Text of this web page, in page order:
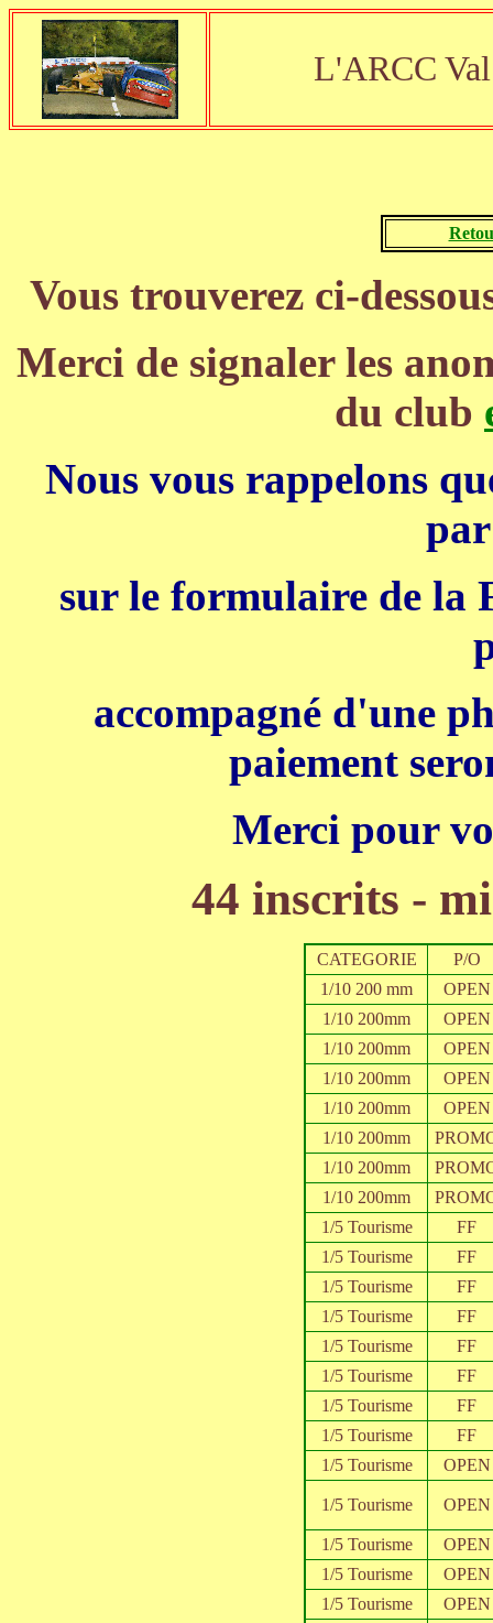
L'ARCC
Vous trouverez ci-
Merci de signaler les
du club
Nous vous rappelons
sur le formulaire de
accompagné d'une
paiement
Merci pour
44 inscrits -
CATEGORIE
P/O
1/10 200 mm
OPEN
1/10 200mm
OPEN
1/10 200mm
OPEN
1/10 200mm
OPEN
1/10 200mm
OPEN
1/10 200mm
1/10 200mm
1/10 200mm
1/5 Tourisme
FF
1/5 Tourisme
FF
1/5 Tourisme
FF
1/5 Tourisme
FF
1/5 Tourisme
FF
1/5 Tourisme
FF
1/5 Tourisme
FF
1/5 Tourisme
FF
1/5 Tourisme
OPEN
1/5 Tourisme OPEN
1/5 Tourisme
OPEN
1/5 Tourisme
OPEN
1/5 Tourisme
OPEN